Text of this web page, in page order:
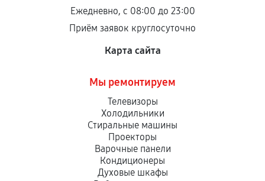
продавца. За качество сторонних деталей
сервисный центр ответственности не несет.
Ежедневно, с 08:00 до 23:00
Приём заявок круглосуточно
Карта сайта
Мы ремонтируем
Телевизоры
Холодильники
Стиральные машины
Проекторы
Варочные панели
Кондиционеры
Духовые шкафы